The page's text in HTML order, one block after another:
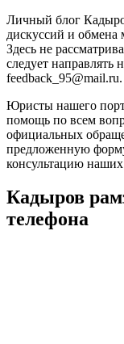
Личный блог
дискуссий и
Здесь не
следует направлять
feedback_95@mail.ru.
Юристы нашего
помощь по всем
официальных
предложенную
консультацию
Кадыров
телефона